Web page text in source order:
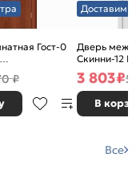
Гост-0
Л-11
каркасно-
₽
Доставим
Дверь
Скинни-12
глухая,
3 803₽5
В
Все